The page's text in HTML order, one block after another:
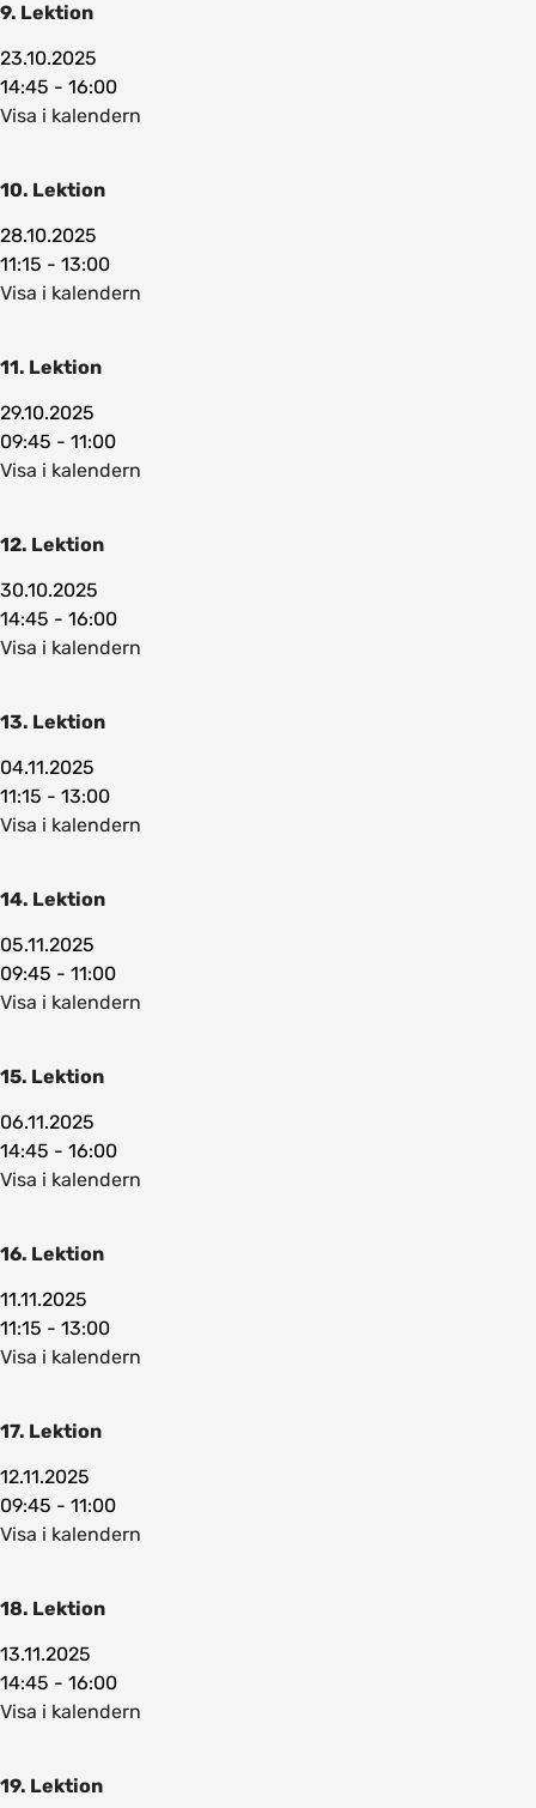
9. Lektion
23.10.2025
14:45 - 16:00
Visa i kalendern
10. Lektion
28.10.2025
11:15 - 13:00
Visa i kalendern
11. Lektion
29.10.2025
09:45 - 11:00
Visa i kalendern
12. Lektion
30.10.2025
14:45 - 16:00
Visa i kalendern
13. Lektion
04.11.2025
11:15 - 13:00
Visa i kalendern
14. Lektion
05.11.2025
09:45 - 11:00
Visa i kalendern
15. Lektion
06.11.2025
14:45 - 16:00
Visa i kalendern
16. Lektion
11.11.2025
11:15 - 13:00
Visa i kalendern
17. Lektion
12.11.2025
09:45 - 11:00
Visa i kalendern
18. Lektion
13.11.2025
14:45 - 16:00
Visa i kalendern
19. Lektion